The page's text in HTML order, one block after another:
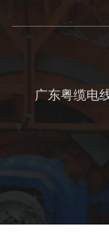
广东粤缆电